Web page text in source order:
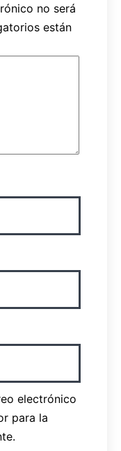
no será
están
electrónico
para la